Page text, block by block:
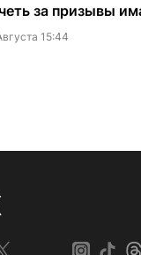
за призывы
15:44